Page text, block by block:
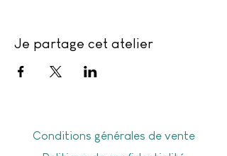
Je partage cet atelier
Conditions générales de vente